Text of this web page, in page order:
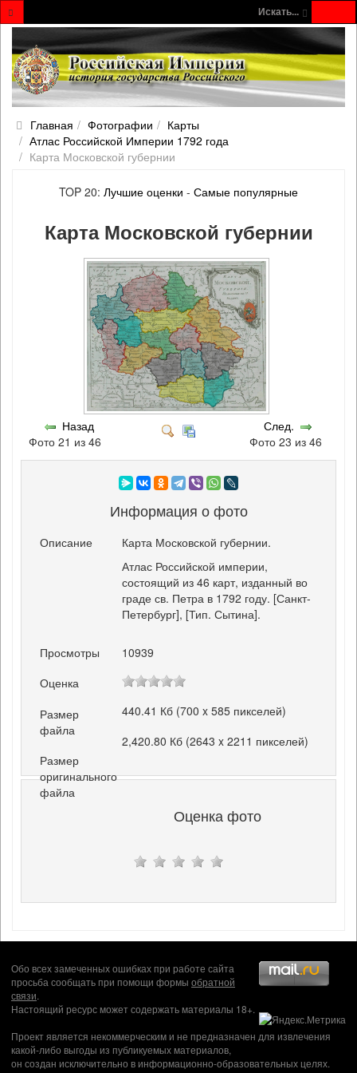
Искать...
Главная Фотографии
Карты
Атлас Российской Империи 1792 года
Карта Московской губернии
TOP 20: Лучшие оценки - Самые популярные
Карта Московской губернии
Назад
Фото 21 из 46
След.
Фото 23 из 46
Информация о фото
Описание
Карта Московской губернии.
Атлас Российской империи,
состоящий из 46 карт, изданный во
граде св. Петра в 1792 году. [Санкт-
Петербург], [Тип. Сытина].
Просмотры
10939
Оценка
Размер
файла
440.41 Кб (700 x 585 пикселей)
Размер
оригинального
файла
2,420.80 Кб (2643 x 2211 пикселей)
Оценка фото
Обо всех замеченных ошибках при работе сайта
просьба сообщать при помощи формы обратной
связи.
Настоящий ресурс может содержать материалы 18+.
Проект является некоммерческим и не предназначен для извлечения
какой-либо выгоды из публикуемых материалов,
он создан исключительно в информационно-образовательных целях.